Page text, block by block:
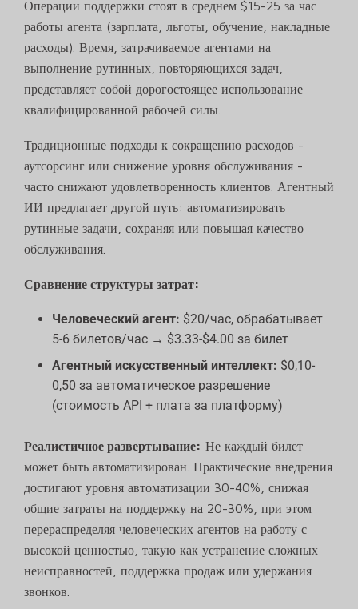
Операции поддержки стоят в среднем $15-25 за час
работы агента (зарплата, льготы, обучение, накладные
расходы). Время, затрачиваемое агентами на
выполнение рутинных, повторяющихся задач,
представляет собой дорогостоящее использование
квалифицированной рабочей силы.
Традиционные подходы к сокращению расходов -
аутсорсинг или снижение уровня обслуживания -
часто снижают удовлетворенность клиентов. Агентный
ИИ предлагает другой путь: автоматизировать
рутинные задачи, сохраняя или повышая качество
обслуживания.
Сравнение структуры затрат:
Человеческий агент: $20/час, обрабатывает
5-6 билетов/час → $3.33-$4.00 за билет
Агентный искусственный интеллект: $0,10-
0,50 за автоматическое разрешение
(стоимость API + плата за платформу)
Реалистичное развертывание: Не каждый билет
может быть автоматизирован. Практические внедрения
достигают уровня автоматизации 30-40%, снижая
общие затраты на поддержку на 20-30%, при этом
перераспределяя человеческих агентов на работу с
высокой ценностью, такую как устранение сложных
неисправностей, поддержка продаж или удержания
звонков.